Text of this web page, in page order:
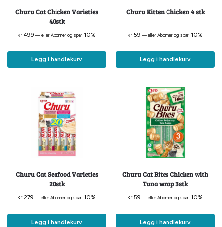
Churu Cat Chicken Varieties
40stk
kr499 —eller Abonner og spar 10%
Legg i handlekurv
Churu Kitten Chicken 4 stk
kr 59 —eller Abonner og spar 10%
Legg i handlekurv
Churu Cat Seafood Varieties
20stk
kr 279 —eller Abonner og spar 10%
Legg i handlekurv
Churu Cat Bites Chicken with
Tuna wrap 3stk
kr 59 —eller Abonner og spar 10%
Legg i handlekurv